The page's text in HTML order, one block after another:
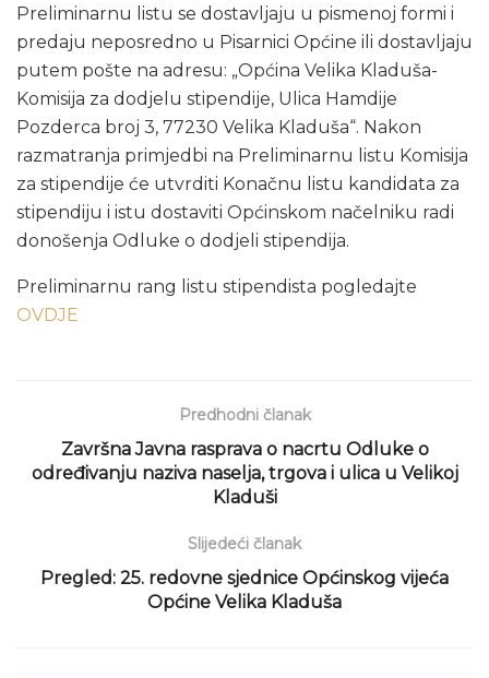
Preliminarnu listu se dostavljaju u pismenoj formi i
predaju neposredno u Pisarnici Općine ili dostavljaju
putem pošte na adresu: „Općina Velika Kladuša-
Komisija za dodjelu stipendije, Ulica Hamdije
Pozderca broj 3, 77230 Velika Kladuša“. Nakon
razmatranja primjedbi na Preliminarnu listu Komisija
za stipendije će utvrditi Konačnu listu kandidata za
stipendiju i istu dostaviti Općinskom načelniku radi
donošenja Odluke o dodjeli stipendija.
Preliminarnu rang listu stipendista pogledajte
OVDJE
Predhodni članak
Završna Javna rasprava o nacrtu Odluke o
određivanju naziva naselja, trgova i ulica u Velikoj
Kladuši
Slijedeći članak
Pregled: 25. redovne sjednice Općinskog vijeća
Općine Velika Kladuša